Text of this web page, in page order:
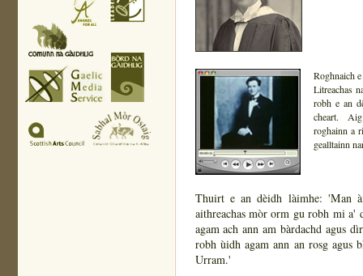
Roghnaich
Litreachas
robh e an
cheart. Aig
roghainn a
gealltainn
Thuirt e an dèidh làimhe: 'Man
aithreachas mòr orm gu robh mi a'
agam ach ann am bàrdachd agus
robh ùidh agam ann an rosg agus
Urram.'